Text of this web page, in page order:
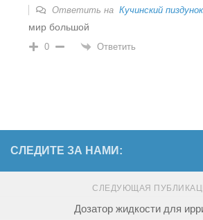
Ответить на Кучинский пиздунок
мир большой
0 Ответить
СЛЕДИТЕ ЗА НАМИ:
СЛЕДУЮЩАЯ
Дозатор жидкости для